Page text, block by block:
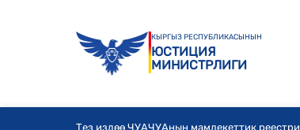
КЫРГЫЗ РЕСПУБЛИКАСЫНЫН
ЮСТИЦИЯ
МИНИСТРЛИГИ
Тез издөө ЧУАЧУАнын мамлекеттик реестри